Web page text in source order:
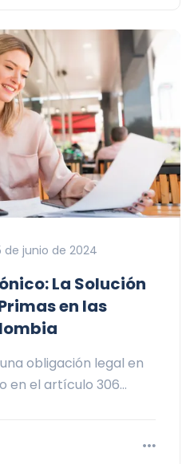
de junio de 2024
La Solución
en las
obligación legal en
en el artículo 306…